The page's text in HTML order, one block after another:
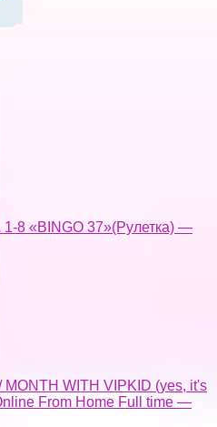
«BINGO 37»(Рулетка) —
MONTH WITH VIPKID (yes, it's
From Home Full time —